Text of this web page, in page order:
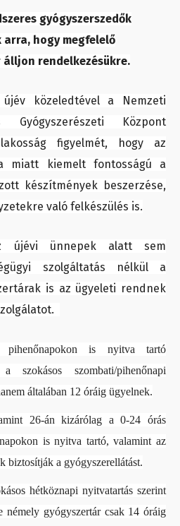
gyógyszerszedők
hogy megfelelő
álljon rendelkezésükre.
közeledtével a Nemzeti
Gyógyszerészeti Központ
figyelmét, hogy az
miatt kiemelt fontosságú a
készítmények beszerzése,
való felkészülés is.
újévi ünnepek alatt sem
szolgáltatás nélkül a
is az ügyeleti rendnek
is nyitva tartó
szokásos szombati/pihenőnapi
általában 12 óráig ügyelnek.
26-án kizárólag a 0-24 órás
is nyitva tartó, valamint az
biztosítják a gyógyszerellátást.
hétköznapi nyitvatartás szerint
némely gyógyszertár csak 14 óráig